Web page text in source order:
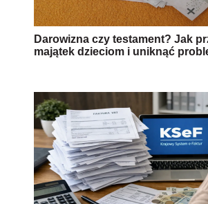
Darowizna czy testament? Jak
majątek dzieciom i uniknąć